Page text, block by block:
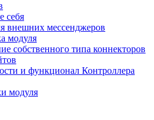
себя
внешних мессенджеров
модуля
собственного типа коннекторов
и функционал Контроллера
модуля